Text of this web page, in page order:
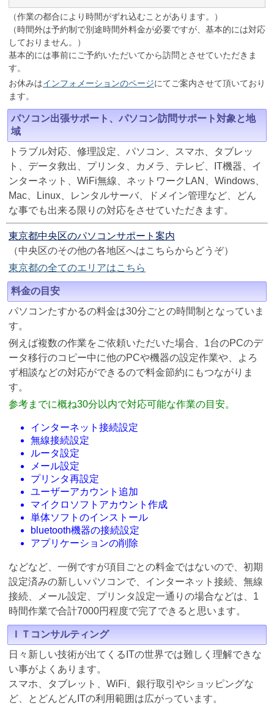
（作業の都合により時間がずれ込むことがあります。）
（時間外は予約制で別途時間外料金が必要ですが、基本的には対応
しておりません。）
基本的には事前にご予約いただいてから訪問とさせていただきま
す。
お休みはインフォメーションのページにてご案内させて頂いており
ます。
パソコン出張サポート、パソコン訪問サポート対象と地
域
トラブル対応、修理設定、パソコン、スマホ、タブレッ
ト、データ救出、プリンタ、カメラ、テレビ、IT機器、イ
ンターネット、WiFi無線、ネットワークLAN、Windows、
Mac、Linux、レンタルサーバ、ドメイン管理など、どん
な事でも出来る限りの対応をさせていただきます。
東京都中央区のパソコンサポート案内
（中央区のその他の各地区へはこちらからどうぞ）
東京都の全てのエリアはこちら
料金の目安
パソコンたすかるの料金は30分ごとの時間制となっていま
す。
例えば複数の作業をご依頼いただいた場合、1台のPCのデ
ータ移行のコピー中に他のPCや機器の設定作業や、よろ
ず相談などの対応ができるので料金節約にもつながりま
す。
参考までに概ね30分以内で対応可能な作業の目安。
インターネット接続設定
無線接続設定
ルータ設定
メール設定
プリンタ再設定
ユーザーアカウント追加
マイクロソフトアカウント作成
単体ソフトのインストール
bluetooth機器の接続設定
アプリケーションの削除
などなど、一例ですが項目ごとの料金ではないので、初期
設定済みの新しいパソコンで、インターネット接続、無線
接続、メール設定、プリンタ設定一通りの場合などは、1
時間作業で合計7000円程度で完了できると思います。
ＩＴコンサルティング
日々新しい技術が出てくるITの世界では難しく理解できな
い事がよくあります。
スマホ、タブレット、WiFi、銀行取引やショッピングな
ど、とどんどんITの利用範囲は広がっています。